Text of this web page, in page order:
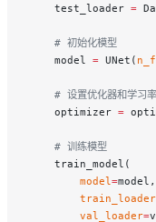
    test_loader
=
    # 初始化模型
    model
= UNet(
    # 设置优化器和学习率
    optimizer
=
    # 训练模型
    train_model(
        model
=model,
        train_loader
        val_loader
=